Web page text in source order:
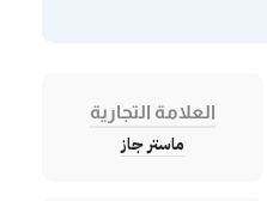
العلامة التجارية
ماستر جاز